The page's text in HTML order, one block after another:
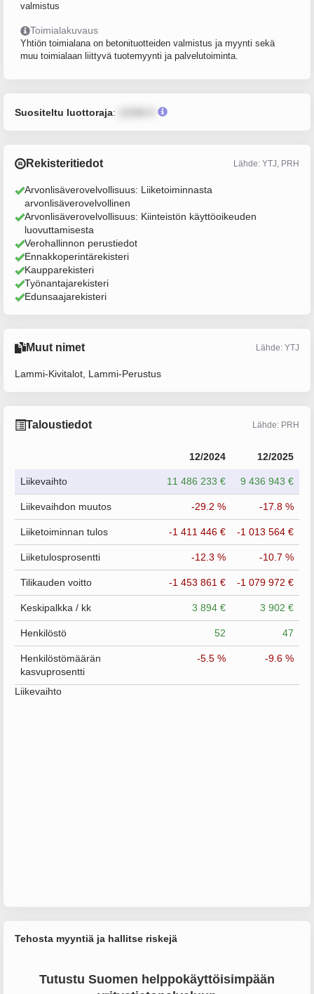
valmistus
Toimialakuvaus
Yhtiön toimialana on betonituotteiden valmistus ja myynti sekä
muu toimialaan liittyvä tuotemyynti ja palvelutoiminta.
Suositeltu luottoraja:
Rekisteritiedot Lähde: YTJ, PRH
Arvonlisäverovelvollisuus: Liiketoiminnasta
arvonlisäverovelvollinen
Arvonlisäverovelvollisuus: Kiinteistön käyttöoikeuden
luovuttamisesta
Verohallinnon perustiedot
Ennakkoperintärekisteri
Kaupparekisteri
Työnantajarekisteri
Edunsaajarekisteri
Muut nimet Lähde: YTJ
Lammi-Kivitalot, Lammi-Perustus
Taloustiedot Lähde: PRH
12/2024 12/2025
Liikevaihto 11 486 233 € 9 436 943 €
Liikevaihdon muutos -29.2 % -17.8 %
Liiketoiminnan tulos -1 411 446 € -1 013 564 €
Liiketulosprosentti -12.3 % -10.7 %
Tilikauden voitto -1 453 861 € -1 079 972 €
Keskipalkka / kk 3 894 € 3 902 €
Henkilöstö 52 47
Henkilöstömäärän
kasvuprosentti
-5.5 % -9.6 %
Liikevaihto
Tehosta myyntiä ja hallitse riskejä
Tutustu Suomen helppokäyttöisimpään